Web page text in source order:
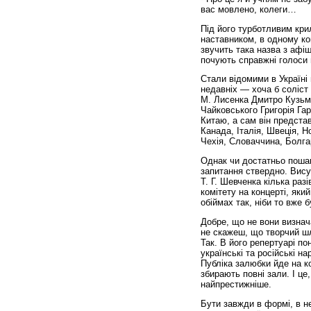
вас мовлено, колеги…
Під його турботливим
наставником, в одному
звучить така назва з
почують справжні
Стали відомими в
недавніх — хоча б соліст
М. Лисенка Дмитро
Чайковського Григорія
Китаю, а сам він
Канада, Італія, Швеція,
Чехія, Словаччина,
Однак чи достатньо
запитання ствердно.
Т. Г. Шевченка кілька
комітету на концерті,
обіймах так, ніби то вже
Добре, що не вони
не скажеш, що творчий
Так. В його репертуарі
українські та російські
Публіка залюбки йде на
збирають повні зали. І
найпрестижніше.
Бути завжди в формі, в